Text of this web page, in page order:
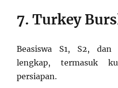
7. Turkey
Beasiswa S1, S2,
lengkap, termasuk
persiapan.